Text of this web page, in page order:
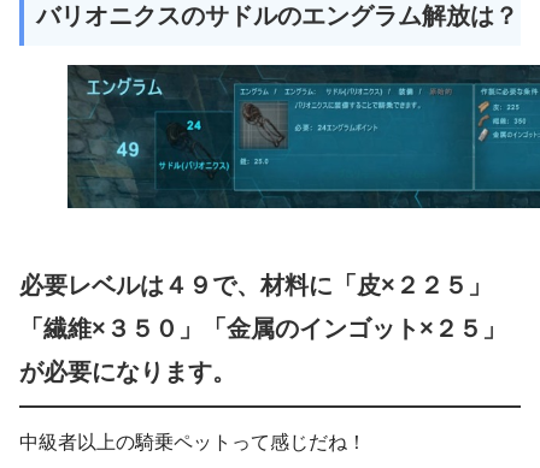
バリオニクスのサドルのエングラム解放は？
必要レベルは４９で、材料に「皮×２２５」
「繊維×３５０」「金属のインゴット×２５」
が必要になります。
中級者以上の騎乗ペットって感じだね！